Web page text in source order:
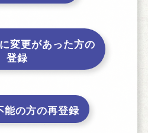
変更があった方の
登録
能の方の再登録